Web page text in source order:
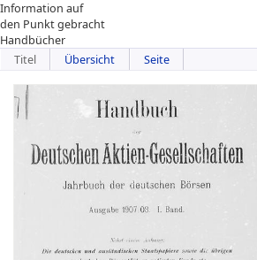
Information auf
den Punkt gebracht
Handbücher
Titel
Übersicht Seite